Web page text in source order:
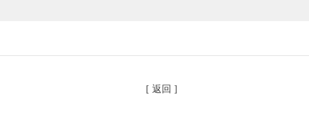
[ 返回 ]